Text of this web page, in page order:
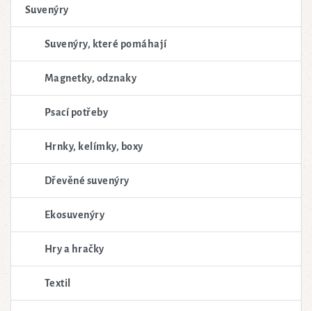
Suvenýry
Suvenýry, které pomáhají
Magnetky, odznaky
Psací potřeby
Hrnky, kelímky, boxy
Dřevěné suvenýry
Ekosuvenýry
Hry a hračky
Textil